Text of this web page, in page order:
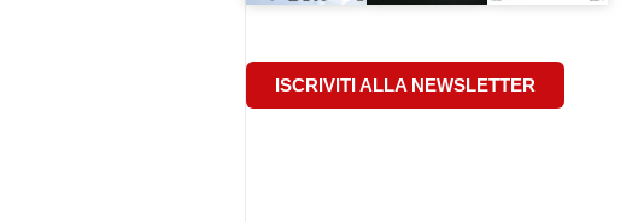
ISCRIVITI ALLA NEWSLETTER